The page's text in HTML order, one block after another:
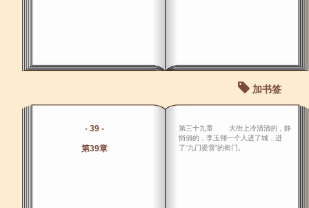
加书签
- 39 -
第39章
第三十九章 大街上冷清清的，静
悄俏的，李玉翎一个人进了城，进
了“九门提督”的衙门。